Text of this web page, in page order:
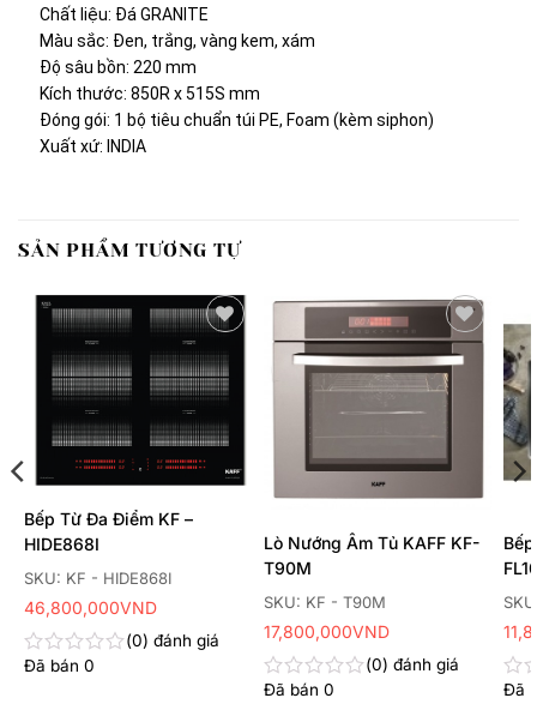
Chất liệu: Đá GRANITE
Màu sắc: Đen, trắng, vàng kem, xám
Độ sâu bồn: 220 mm
Kích thước: 850R x 515S mm
Đóng gói: 1 bộ tiêu chuẩn túi PE, Foam (kèm siphon)
Xuất xứ: INDIA
SẢN PHẨM TƯƠNG TỰ
yêu
thích
SKU: KF - HIDE868I
Bếp Từ Đa Điểm KF –
HIDE868I
Được
0
đánh giá
Đã bán 0
46,800,000VND
Thêm
yêu
thích
SKU: KF - T90M
Lò Nướng Âm Tủ KAFF KF-
T90M
Được
0
đánh giá
Đã bán 0
17,800,000VND
Đã